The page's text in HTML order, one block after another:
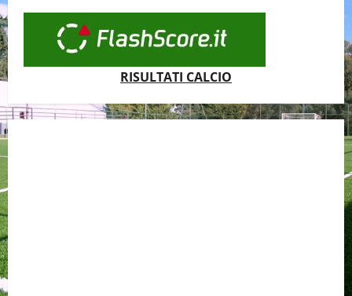
RISULTATI CALCIO